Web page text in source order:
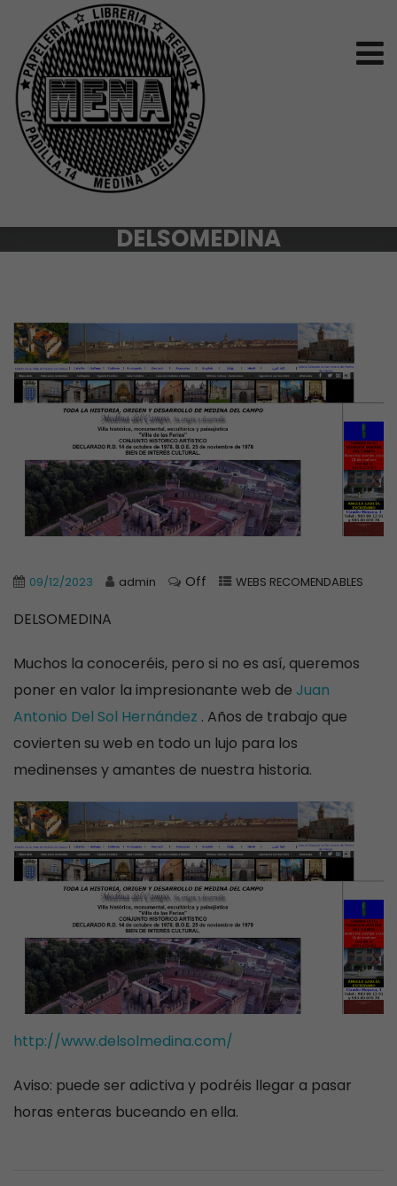
DELSOMEDINA
09/12/2023 admin Off WEBS RECOMENDABLES
DELSOMEDINA
Muchos la conoceréis, pero si no es así, queremos
poner en valor la impresionante web de Juan
Antonio Del Sol Hernández . Años de trabajo que
covierten su web en todo un lujo para los
medinenses y amantes de nuestra historia.
http://www.delsolmedina.com/
Aviso: puede ser adictiva y podréis llegar a pasar
horas enteras buceando en ella.